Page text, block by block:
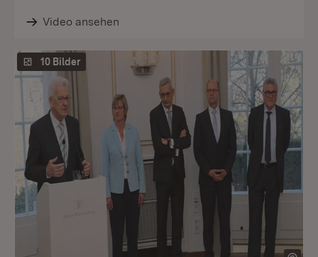
Video ansehen
10 Bilder